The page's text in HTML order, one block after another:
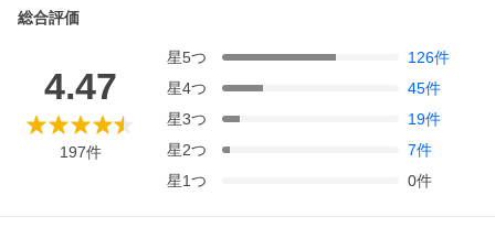
総合評価
4.47
197件
星5つ 126件
星4つ 45件
星3つ 19件
星2つ 7件
星1つ 0件